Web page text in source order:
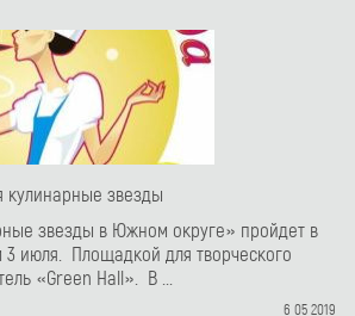
кулинарные звезды
звезды в Южном округе» пройдет в
3 июля. Площадкой для творческого
«Green Hall». В ...
6 05 2019